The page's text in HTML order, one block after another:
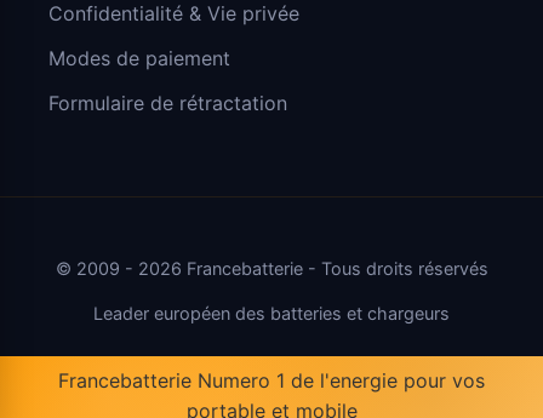
Confidentialité & Vie privée
Modes de paiement
Formulaire de rétractation
© 2009 - 2026 Francebatterie - Tous droits réservés
Leader européen des batteries et chargeurs
Francebatterie Numero 1 de l'energie pour vos
portable et mobile